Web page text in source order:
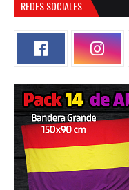
REDES SOCIALES